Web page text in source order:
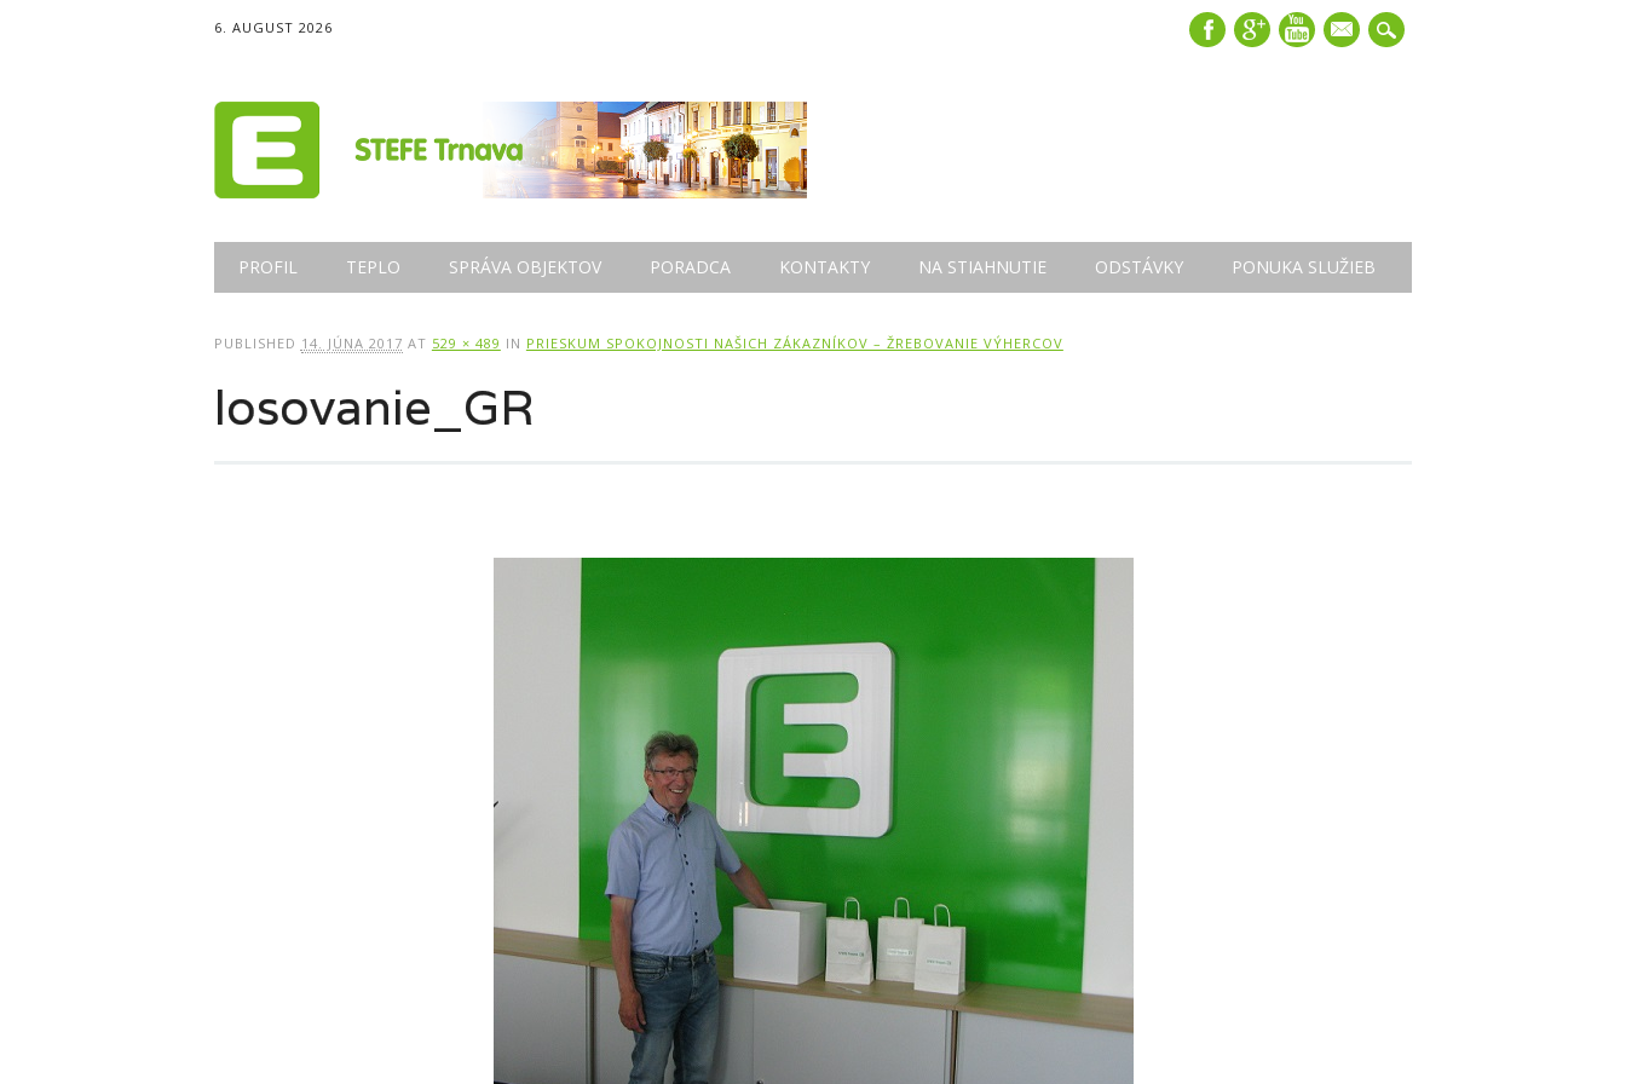
6. AUGUST 2026
mail
Main menu
PROFIL TEPLO SPRÁVA OBJEKTOV PORADCA KONTAKTY NA STIAHNUTIE ODSTÁVKY PONUKA SLUŽIEB
PUBLISHED 14. JÚNA 2017 AT 529 × 489 IN PRIESKUM SPOKOJNOSTI NAŠICH ZÁKAZNÍKOV – ŽREBOVANIE VÝHERCOV
losovanie_GR